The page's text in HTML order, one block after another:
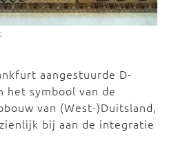
aangestuurde D-
het symbool van de
van (West-)Duitsland,
bij aan de integratie